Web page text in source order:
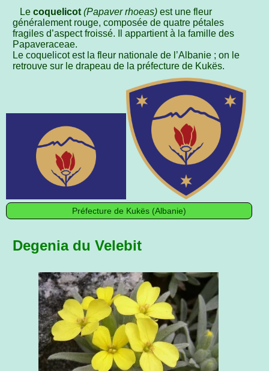
Le coquelicot (Papaver rhoeas)est une fleur
généralement rouge, composée de quatre pétales
fragiles d’aspect froissé. Il appartient à la famille des
Papaveraceae.
Le coquelicot est la fleur nationale de l’Albanie ; on le
retrouve sur le drapeau de la préfecture de Kukës.
Préfecture de Kukës (Albanie)
Degenia du Velebit